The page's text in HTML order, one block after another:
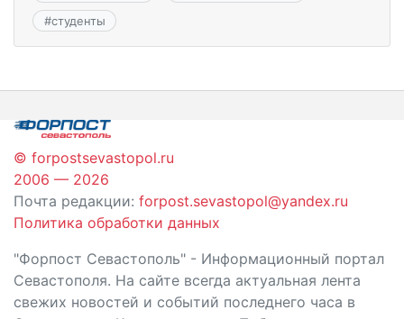
#студенты
© forpostsevastopol.ru
2006 — 2026
Почта редакции: forpost.sevastopol@yandex.ru
Политика обработки данных
"Форпост Севастополь" - Информационный портал
Севастополя. На сайте всегда актуальная лента
свежих новостей и событий последнего часа в